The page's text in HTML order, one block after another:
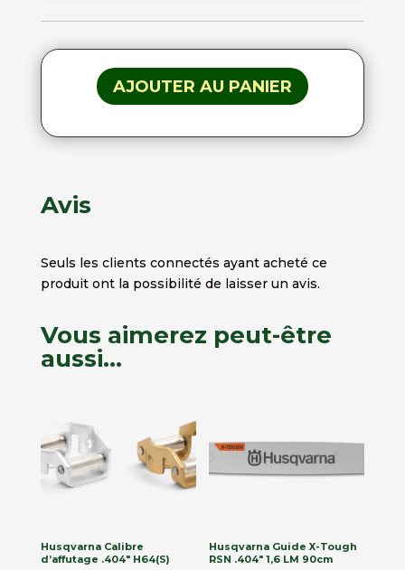
AJOUTER AU PANIER
Avis
Seuls les clients connectés ayant acheté ce
produit ont la possibilité de laisser un avis.
Vous aimerez peut-être
aussi…
Husqvarna Calibre
d’affutage .404″ H64(S)
Husqvarna Guide X-Tough
RSN .404″ 1,6 LM 90cm